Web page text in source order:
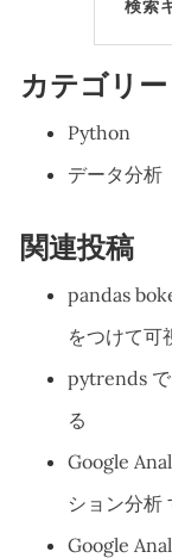
検索
カテゴリー
Python
データ分析
関連投稿
pandas
をつけて可
pytrends で
る
Google
ション分析
Google